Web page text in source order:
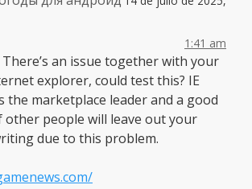
1:41 am
an issue together with your
explorer, could test this? IE
the marketplace leader and a good
other people will leave out your
due to this problem.